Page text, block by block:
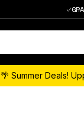
🌴 Summer Deals!